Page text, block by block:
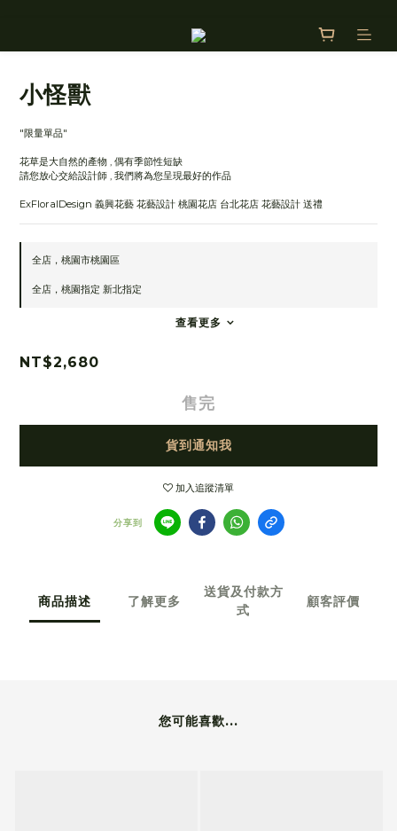
小怪獸
"限量單品"
花草是大自然的產物 , 偶有季節性短缺
請您放心交給設計師 , 我們將為您呈現最好的作品
ExFloralDesign 義興花藝 花藝設計 桃園花店 台北花店 花藝設計 送禮
全店，桃園市桃園區
全店，桃園指定 新北指定
查看更多
NT$2,680
售完
貨到通知我
加入追蹤清單
分享到
商品描述 了解更多
送貨及付款方
式
顧客評價
您可能喜歡...